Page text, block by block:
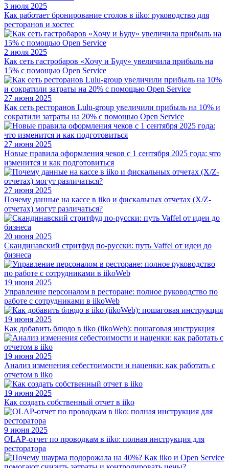
3 июля 2025
Как работает бронирование столов в iiko: руководство для
ресторанов и хостес
2 июля 2025
Как сеть гастробаров «Хочу и Буду» увеличила прибыль на
15% с помощью Open Service
27 июня 2025
Как сеть ресторанов Lulu-group увеличили прибыль на 10% и
сократили затраты на 20% с помощью Open Service
27 июня 2025
Новые правила оформления чеков с 1 сентября 2025 года: что
изменится и как подготовиться
27 июня 2025
Почему данные на кассе в iiko и фискальных отчетах (X/Z-
отчетах) могут различаться?
20 июня 2025
Скандинавский стритфуд по-русски: путь Vaffel от идеи до
бизнеса
19 июня 2025
Управление персоналом в ресторане: полное руководство по
работе с сотрудниками в iikoWeb
19 июня 2025
Как добавить блюдо в iiko (iikoWeb): пошаговая инструкция
19 июня 2025
Анализ изменения себестоимости и наценки: как работать с
отчетом в iiko
19 июня 2025
Как создать собственный отчет в iiko
9 июня 2025
OLAP-отчет по проводкам в iiko: полная инструкция для
ресторатора